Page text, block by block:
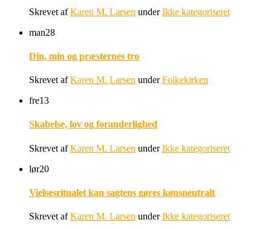
Skrevet afKaren M. Larsen underIkke kategoriseret
man28
Din, min og præsternes tro
Skrevet afKaren M. Larsen underFolkekirken
fre13
Skabelse, lov og foranderlighed
Skrevet afKaren M. Larsen underIkke kategoriseret
lør20
Vielsesritualet kan sagtens gøres kønsneutralt
Skrevet afKaren M. Larsen underIkke kategoriseret